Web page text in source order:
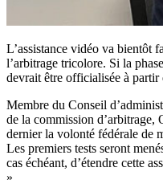
L’assistance vidéo va bientôt
l’arbitrage tricolore. Si la
devrait être officialisée à partir
Membre du Conseil
de la commission
dernier la volonté fédérale de
Les premiers tests seront
cas échéant, d’étendre cette
»